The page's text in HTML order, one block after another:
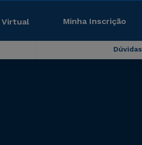
Virtual Minha Inscrição
Dúvidas